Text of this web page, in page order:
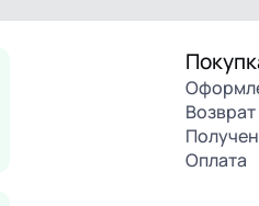
Оплата